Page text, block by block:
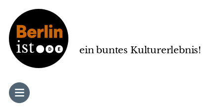
ein buntes Kulturerlebnis!